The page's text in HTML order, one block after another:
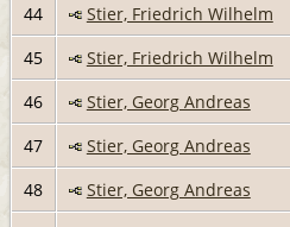
44
Stier, Friedrich Wilhelm
45
Stier, Friedrich Wilhelm
46
Stier, Georg Andreas
47
Stier, Georg Andreas
48
Stier, Georg Andreas